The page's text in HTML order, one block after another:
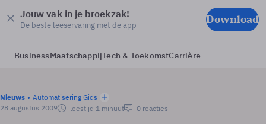
Jouw vak in je broekzak!
De beste leeservaring met de app Download
BusinessMaatschappijTech & ToekomstCarrière
Nieuws
Automatisering Gids
28 augustus 2009
leestijd 1 minuut 0 reacties